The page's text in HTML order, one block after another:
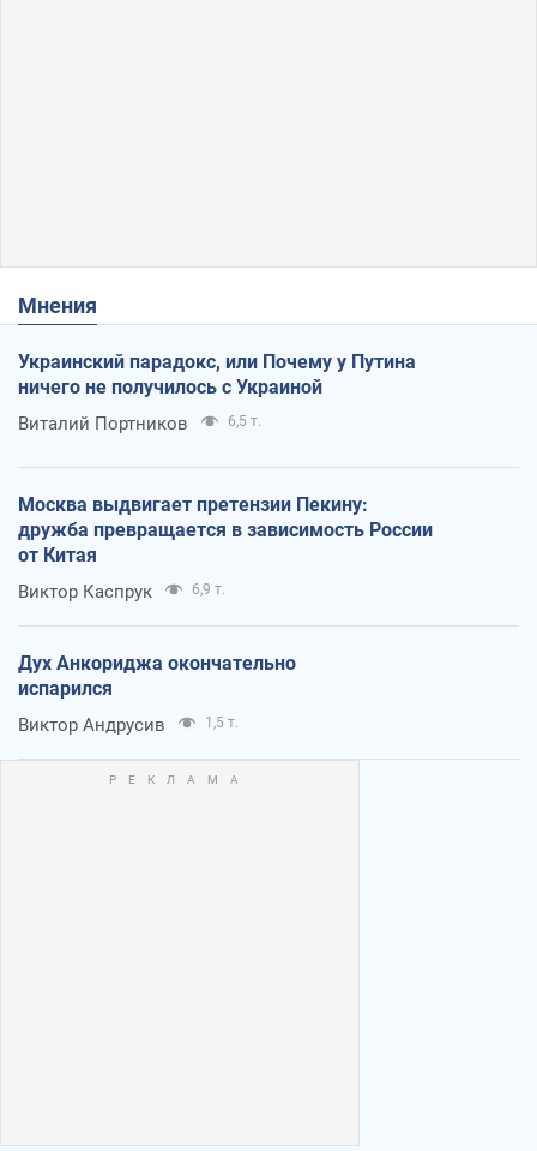
Мнения
Украинский парадокс, или Почему у Путина
ничего не получилось с Украиной
Виталий Портников 6,5 т.
Москва выдвигает претензии Пекину:
дружба превращается в зависимость России
от Китая
Виктор Каспрук 6,9 т.
Дух Анкориджа окончательно
испарился
Виктор Андрусив 1,5 т.